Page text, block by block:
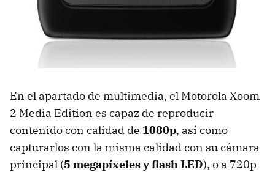
En el apartado de multimedia, el Motorola Xoom
2 Media Edition es capaz de reproducir
contenido con calidad de 1080p, así como
capturarlos con la misma calidad con su cámara
principal (5 megapíxeles y flashLED), o a 720p